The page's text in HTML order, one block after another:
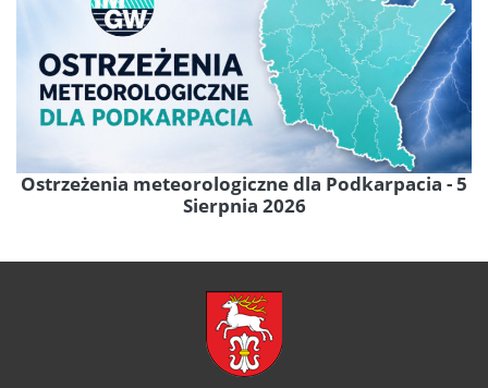
Ostrzeżenia meteorologiczne dla Podkarpacia - 5
Sierpnia 2026